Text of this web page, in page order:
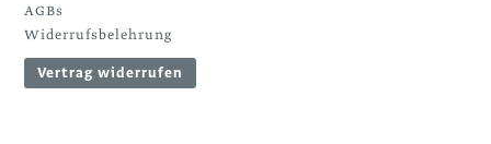
AGBs
Widerrufsbelehrung
Vertrag widerrufen